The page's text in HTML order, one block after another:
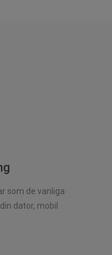
som de vanliga
dator, mobil